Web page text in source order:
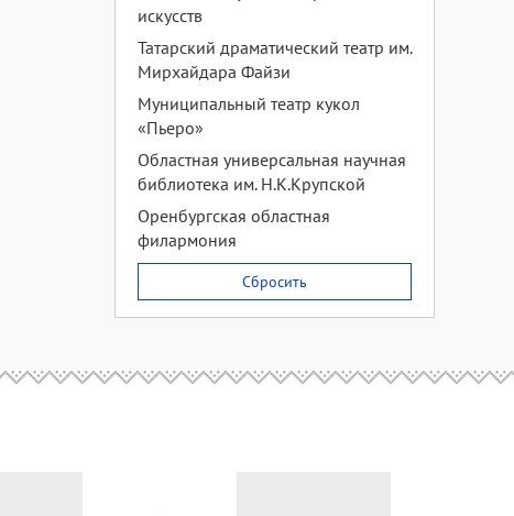
искусств
Татарский драматический театр им.
Мирхайдара Файзи
Муниципальный театр кукол
«Пьеро»
Областная универсальная научная
библиотека им. Н.К.Крупской
Оренбургская областная
филармония
Сбросить